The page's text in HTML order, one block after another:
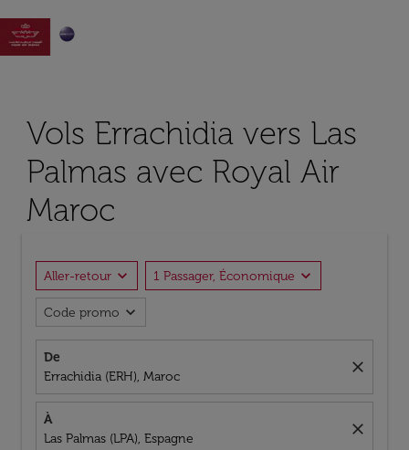

Vols Errachidia vers Las
Palmas avec Royal Air
Maroc
Aller-retour expand_more 1 Passager, Économique expand_more
Code promo expand_more
De
Errachidia (ERH), Maroc
close
À
Las Palmas (LPA), Espagne
close